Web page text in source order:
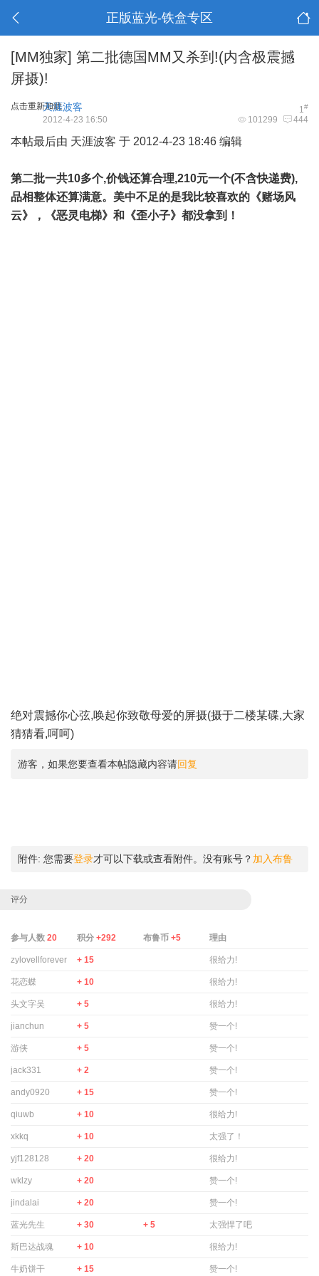
正版蓝光-铁盒专区
[MM独家] 第二批德国MM又杀到!(内含极震撼
屏摄)!
点击重新加载 1#
天涯波客
101299 444
2012-4-23 16:50
本帖最后由 天涯波客 于 2012-4-23 18:46 编辑
第二批一共10多个,价钱还算合理,210元一个(不含快递费),
品相整体还算满意。美中不足的是我比较喜欢的《赌场风
云》，《恶灵电梯》和《歪小子》都没拿到！
绝对震撼你心弦,唤起你致敬母爱的屏摄(摄于二楼某碟,大家
猜猜看,呵呵)
游客，如果您要查看本帖隐藏内容请回复
附件: 您需要登录才可以下载或查看附件。没有账号？ 加入布鲁
评分
参与人数 20 积分 +292 布鲁币 +5 理由
zylovellforever + 15 很给力!
花恋蝶 + 10 很给力!
头文字吴 + 5 很给力!
jianchun + 5 赞一个!
游侠 + 5 赞一个!
jack331 + 2 赞一个!
andy0920 + 15 赞一个!
qiuwb + 10 很给力!
xkkq + 10 太强了！
yjf128128 + 20 很给力!
wklzy + 20 赞一个!
jindalai + 20 赞一个!
蓝光先生 + 30 + 5 太强悍了吧
斯巴达战魂 + 10 很给力!
牛奶饼干 + 15 赞一个!